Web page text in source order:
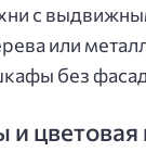
с
или
без